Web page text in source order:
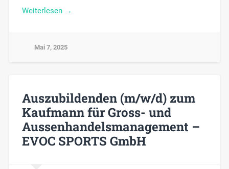
Weiterlesen →
Mai 7, 2025
Auszubildenden (m/w/d) zum
Kaufmann für Gross- und
Aussenhandelsmanagement –
EVOC SPORTS GmbH